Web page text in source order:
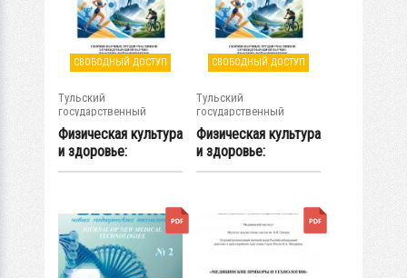
СВОБОДНЫЙ ДОСТУП
Тульский
государственный
университет
Физическая культура
и здоровье:
молодежная наука...
СВОБОДНЫЙ ДОСТУП
Тульский
государственный
университет
Физическая культура
и здоровье:
молодежная наука...